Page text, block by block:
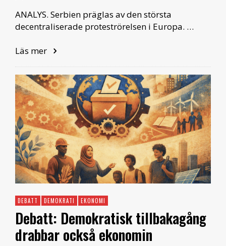
ANALYS. Serbien präglas av den största
decentraliserade proteströrelsen i Europa. …
Läs mer
DEBATT DEMOKRATI EKONOMI
Debatt: Demokratisk tillbakagång
drabbar också ekonomin